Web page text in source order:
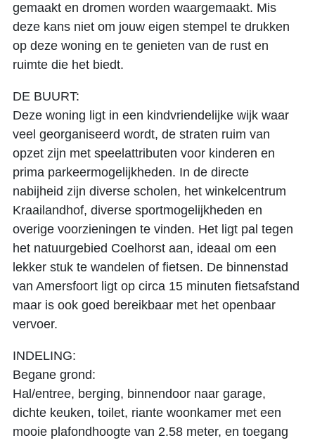
gemaakt en dromen worden waargemaakt. Mis
deze kans niet om jouw eigen stempel te drukken
op deze woning en te genieten van de rust en
ruimte die het biedt.
DE BUURT:
Deze woning ligt in een kindvriendelijke wijk waar
veel georganiseerd wordt, de straten ruim van
opzet zijn met speelattributen voor kinderen en
prima parkeermogelijkheden. In de directe
nabijheid zijn diverse scholen, het winkelcentrum
Kraailandhof, diverse sportmogelijkheden en
overige voorzieningen te vinden. Het ligt pal tegen
het natuurgebied Coelhorst aan, ideaal om een
lekker stuk te wandelen of fietsen. De binnenstad
van Amersfoort ligt op circa 15 minuten fietsafstand
maar is ook goed bereikbaar met het openbaar
vervoer.
INDELING:
Begane grond:
Hal/entree, berging, binnendoor naar garage,
dichte keuken, toilet, riante woonkamer met een
mooie plafondhoogte van 2.58 meter, en toegang